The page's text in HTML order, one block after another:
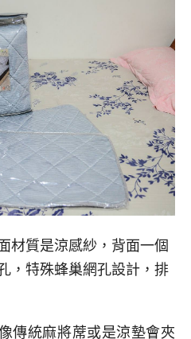
材質是涼感紗，背面一個
，特殊蜂巢網孔設計，排
傳統麻將蓆或是涼墊會夾